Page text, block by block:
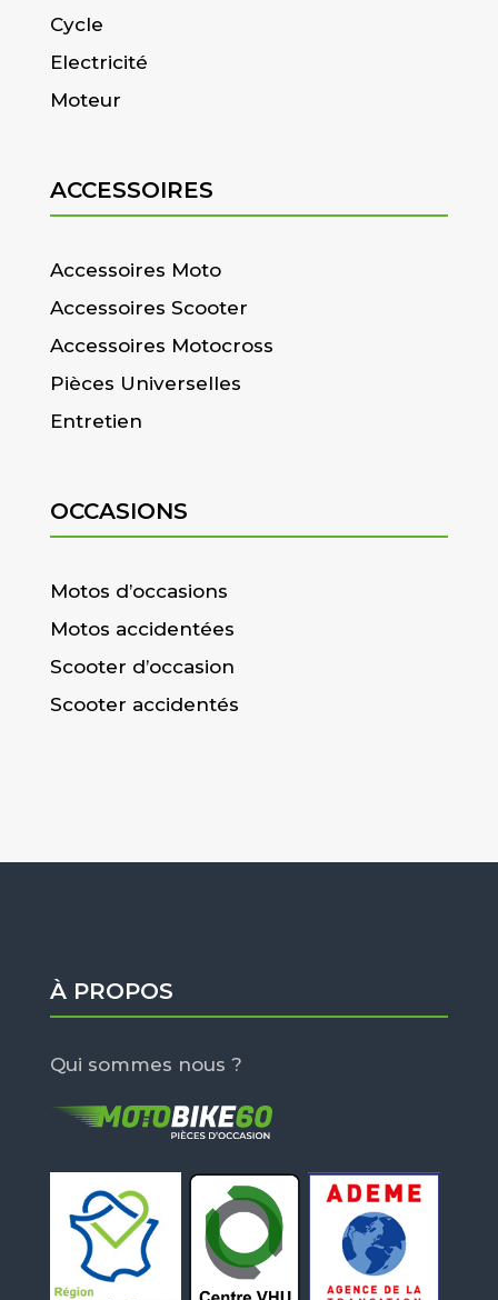
Cycle
Electricité
Moteur
ACCESSOIRES
Accessoires Moto
Accessoires Scooter
Accessoires Motocross
Pièces Universelles
Entretien
OCCASIONS
Motos d’occasions
Motos accidentées
Scooter d’occasion
Scooter accidentés
À PROPOS
Qui sommes nous ?